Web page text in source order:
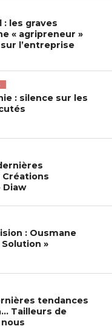
: les graves
« agripreneur »
l’entreprise
: silence sur les
Diaw
: Ousmane
»
tendances
Tailleurs de